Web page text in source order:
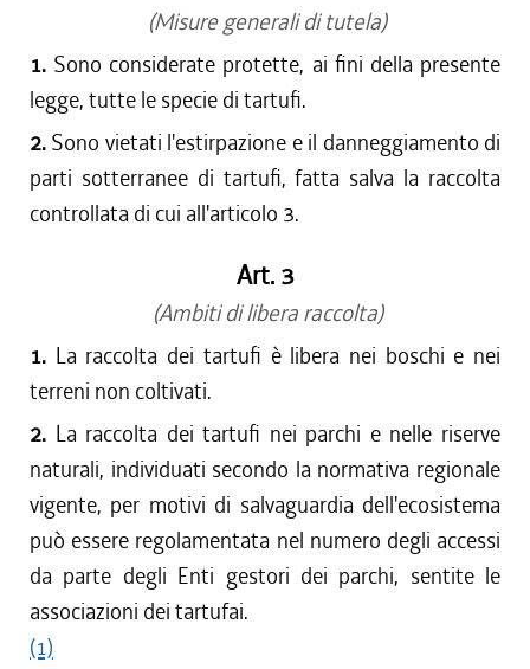
(Misure generali di tutela)
1. Sono considerate protette, ai fini della presente
legge, tutte le specie di tartufi.
2. Sono vietati l'estirpazione e il danneggiamento di
parti sotterranee di tartufi, fatta salva la raccolta
controllata di cui all'articolo 3.
Art. 3
(Ambiti di libera raccolta)
1. La raccolta dei tartufi è libera nei boschi e nei
terreni non coltivati.
2. La raccolta dei tartufi nei parchi e nelle riserve
naturali, individuati secondo la normativa regionale
vigente, per motivi di salvaguardia dell'ecosistema
può essere regolamentata nel numero degli accessi
da parte degli Enti gestori dei parchi, sentite le
associazioni dei tartufai.
(1)